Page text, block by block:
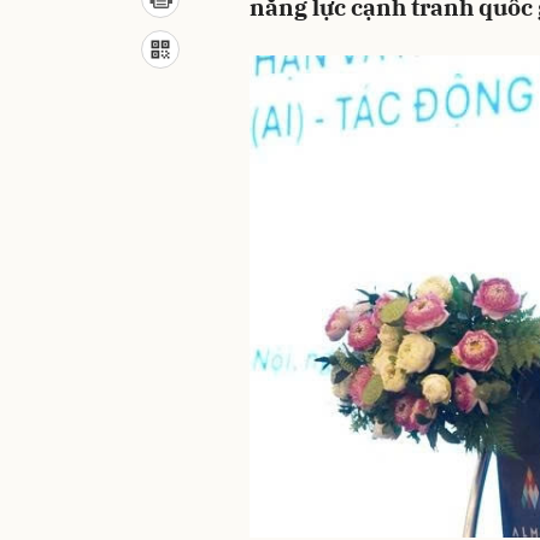
năng lực cạnh tranh quốc